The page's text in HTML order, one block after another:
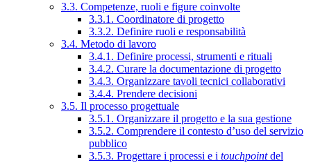
3.3. Competenze, ruoli e figure coinvolte
3.3.1. Coordinatore di progetto
3.3.2. Definire ruoli e responsabilità
3.4. Metodo di lavoro
3.4.1. Definire processi, strumenti e rituali
3.4.2. Curare la documentazione di progetto
3.4.3. Organizzare tavoli tecnici collaborativi
3.4.4. Prendere decisioni
3.5. Il processo progettuale
3.5.1. Organizzare il progetto e la sua gestione
3.5.2. Comprendere il contesto d’uso del servizio
pubblico
3.5.3. Progettare i processi e i touchpointdel